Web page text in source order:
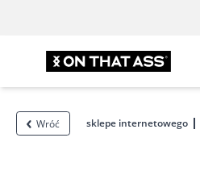
Wróć sklepe internetowego